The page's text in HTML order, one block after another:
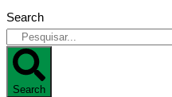
Search
Search